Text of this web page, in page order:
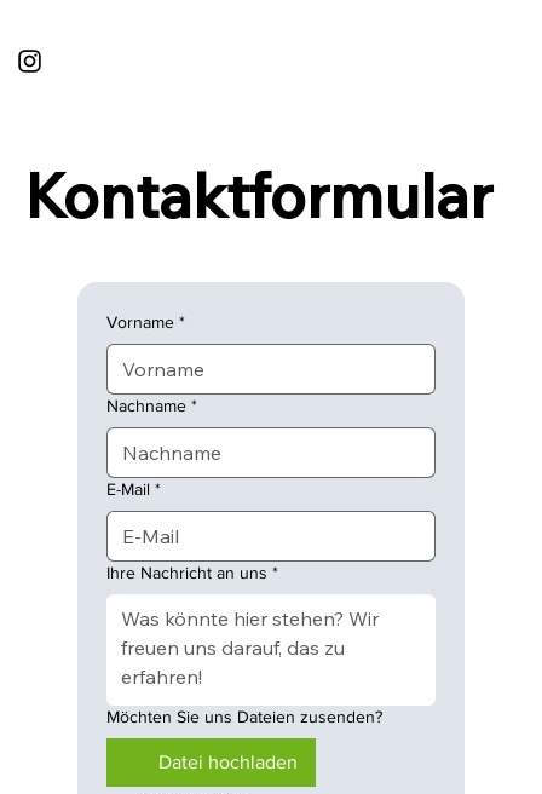
Kontaktformular
Vorname *
Nachname *
E-Mail *
Ihre Nachricht an uns *
Möchten Sie uns Dateien zusenden?
Datei hochladen